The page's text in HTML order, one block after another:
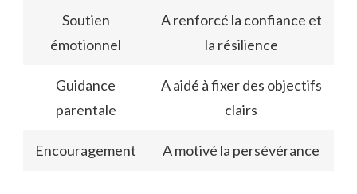
Soutien
émotionnel
A renforcé la confiance et
la résilience
Guidance
parentale
A aidé à fixer des objectifs
clairs
Encouragement A motivé la persévérance